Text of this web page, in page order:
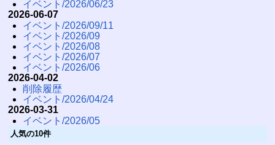
イベント/2026/06/23
2026-06-07
イベント/2026/09/11
イベント/2026/09
イベント/2026/08
イベント/2026/07
イベント/2026/06
2026-04-02
削除履歴
イベント/2026/04/24
2026-03-31
イベント/2026/05
人気の10件